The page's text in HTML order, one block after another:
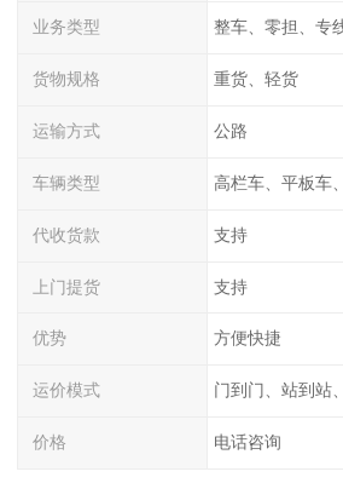
业务类型 整车、零担、专
货物规格 重货、轻货
运输方式 公路
车辆类型 高栏车、平板车
代收货款 支持
上门提货 支持
优势 方便快捷
运价模式 门到门、站到站
价格 电话咨询